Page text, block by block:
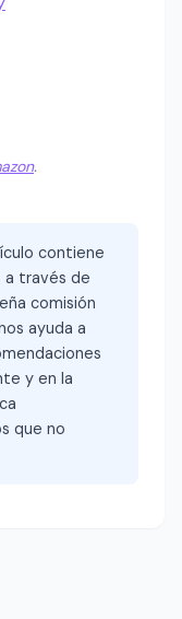
.
contiene
a través de
comisión
ayuda a
y en la
que no